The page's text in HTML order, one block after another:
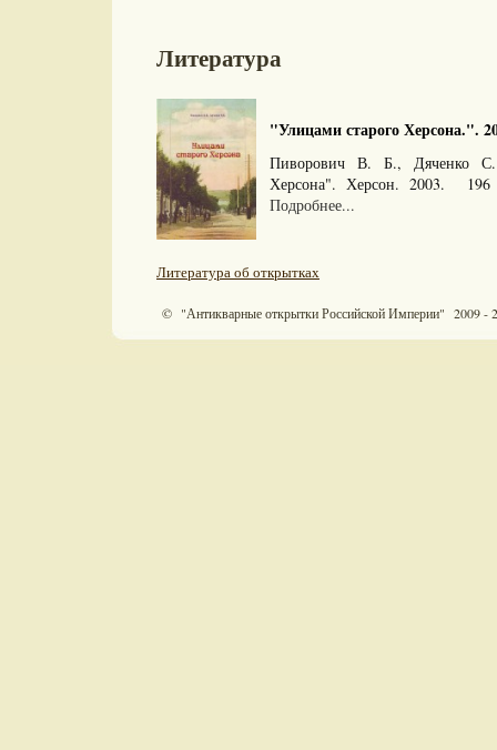
Литература
"Улицами старого Херсона.".
Пиворович В. Б., Дяченко
Херсона". Херсон. 2003. 196
Подробнее...
Литература об открытках
© "Антикварные открытки Российской Империи" 2009 -